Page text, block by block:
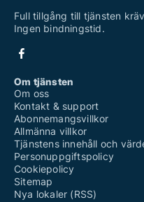
Full tillgång till tjänsten
Ingen bindningstid.
Om tjänsten
Om oss
Kontakt & support
Abonnemangsvillkor
Allmänna villkor
Tjänstens innehåll och
Personuppgiftspolicy
Cookiepolicy
Sitemap
Nya lokaler (RSS)